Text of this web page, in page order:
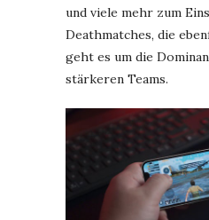
und viele mehr zum
Deathmatches, die
geht es um die
stärkeren Teams.